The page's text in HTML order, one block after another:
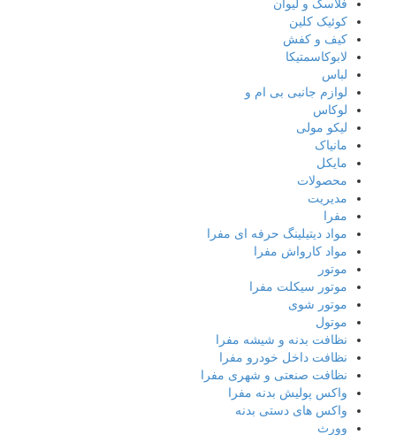
فلاسک و لیوان
کوئیک کلین
کیف و کفش
لابوکاسمتیکا
لباس
لوازم جانبی بی ام و
لوکاس
لیکو مولی
مانیاک
مایکل
محصولات
مدیریت
مفرا
مواد دیتیلینگ حرفه ای مفرا
مواد کارواش مفرا
موتور
موتور سیکلت مفرا
موتور شوی
موتول
نظافت بدنه و شیشه مفرا
نظافت داخل خودرو مفرا
نظافت صنعتی و شهری مفرا
واکس پولیش بدنه مفرا
واکس های دستی بدنه
وورث